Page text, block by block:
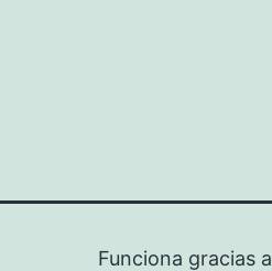
Funciona gracias a